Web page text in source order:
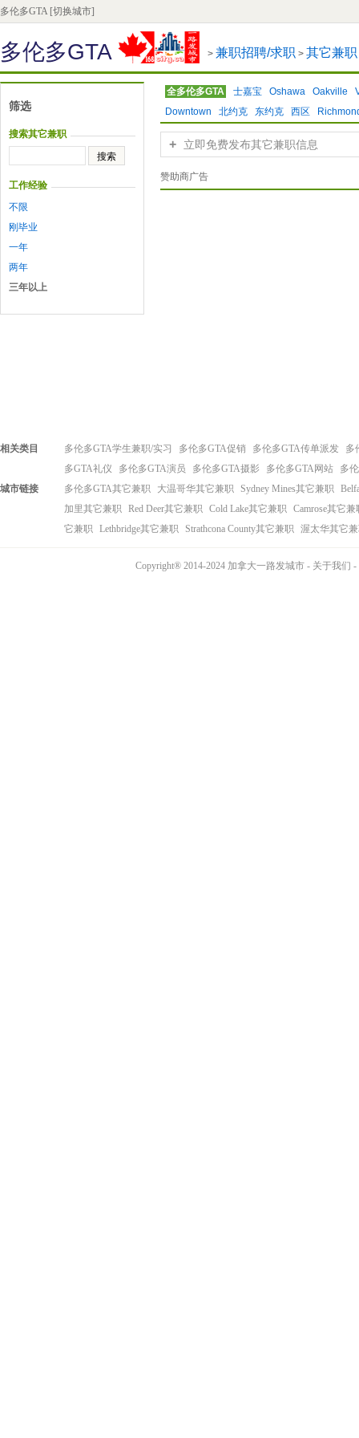
多伦多GTA [切换城市]
多伦多GTA > 兼职招聘/求职 > 其它兼职
筛选
搜索其它兼职
工作经验
不限
刚毕业
一年
两年
三年以上
全多伦多GTA 士嘉宝 Oshawa Oakville
Downtown
北约克 东约克 西区
+ 立即免费发布其它兼职信息
赞助商广告
相关类目 多伦多GTA学生兼职/实习 多伦多GTA促销 多伦多GTA传单派发
多
多GTA礼仪
多伦多GTA演员 多伦多GTA摄影 多伦多GTA网站
多
城市链接
多伦多GTA其它兼职 大温哥华其它兼职 Sydney Mines其它兼职
加里其它兼职 Red Deer其它兼职 Cold Lake其它兼职 Camrose其它兼
它兼职 Lethbridge其它兼职 Strathcona County其它兼职 渥太华其它
Copyright® 2014-2024 加拿大一路发城市 - 关于我们 -